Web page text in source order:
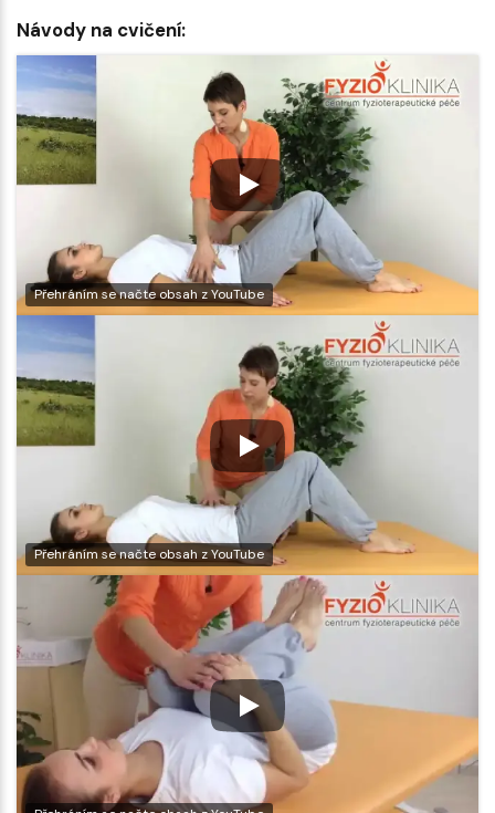
Návody na cvičení:
Přehráním se načte obsah z YouTube
Přehráním se načte obsah z YouTube